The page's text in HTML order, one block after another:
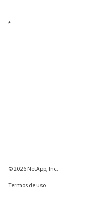
*
© 2026 NetApp, Inc.
Termos de uso